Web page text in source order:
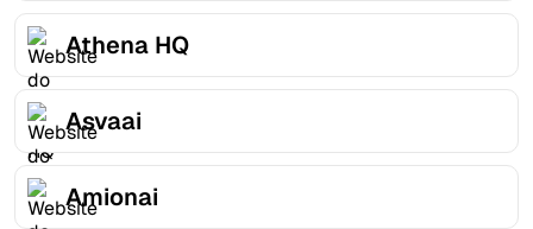
Athena HQ
Asvaai
Amionai